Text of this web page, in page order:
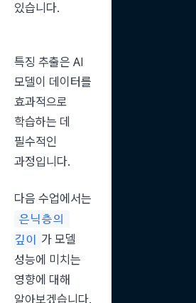
있습니다.
특징 추출은 AI
모델이 데이터를
효과적으로
학습하는 데
필수적인
과정입니다.
은닉층의
깊이
가 모델
성능에 미치는
영향에 대해
알아보겠습니다.